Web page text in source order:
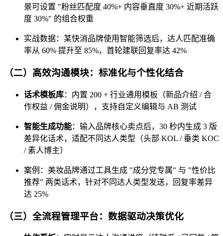
景可设置 "粉丝匹配度 40%+ 内容垂直度 30%+ 近期活跃
度 30%" 的组合权重
实战数据：某快消品牌使用智能筛选后，达人匹配准确
率从 60% 提升至 85%，首轮建联回复率达 42%
（二）高效沟通模块：标准化与个性化结合
话术模板库：内置 200 + 行业通用模板（新品介绍 / 合
作权益 / 佣金说明），支持自定义编辑与 AB 测试
智能生成功能：输入品牌核心卖点后，30 秒内生成 3 版
差异化话术，适配不同达人类型（头部 KOL / 垂类 KOC
/ 素人博主）
案例：美妆品牌通过工具生成 "成分党专属" 与 "性价比
推荐" 两类话术，针对不同达人类型发送，回复率差异
达 25%
（三）全流程管理平台：数据驱动决策优化